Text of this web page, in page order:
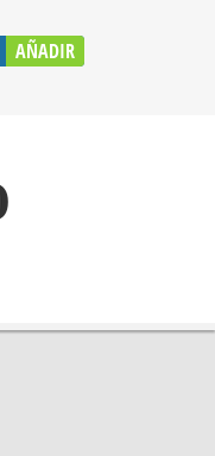
AÑADIR